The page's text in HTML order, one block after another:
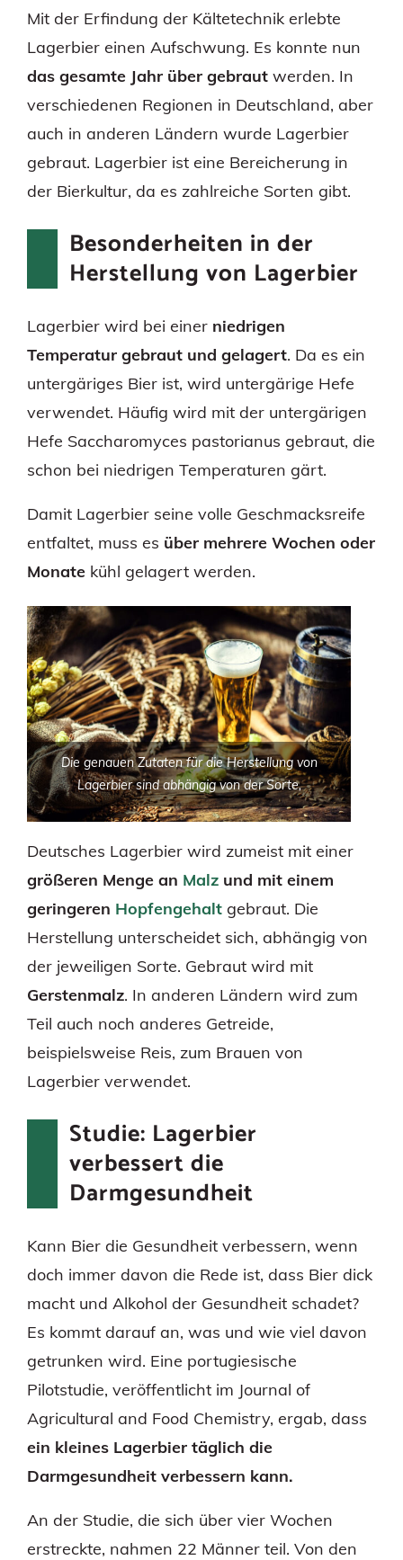
Mit der Erfindung der Kältetechnik erlebte
Lagerbier einen Aufschwung. Es konnte nun
das gesamte Jahr über gebraut werden. In
verschiedenen Regionen in Deutschland, aber
auch in anderen Ländern wurde Lagerbier
gebraut. Lagerbier ist eine Bereicherung in
der Bierkultur, da es zahlreiche Sorten gibt.
Besonderheiten in der
Herstellung von Lagerbier
Lagerbier wird bei einer niedrigen
Temperatur gebraut und gelagert. Da es ein
untergäriges Bier ist, wird untergärige Hefe
verwendet. Häufig wird mit der untergärigen
Hefe Saccharomyces pastorianus gebraut, die
schon bei niedrigen Temperaturen gärt.
Damit Lagerbier seine volle Geschmacksreife
entfaltet, muss es über mehrere Wochen oder
Monate kühl gelagert werden.
Die genauen Zutaten für die Herstellung von
Lagerbier sind abhängig von der Sorte,
Deutsches Lagerbier wird zumeist mit einer
größeren Menge an Malz und mit einem
geringeren Hopfengehalt gebraut. Die
Herstellung unterscheidet sich, abhängig von
der jeweiligen Sorte. Gebraut wird mit
Gerstenmalz. In anderen Ländern wird zum
Teil auch noch anderes Getreide,
beispielsweise Reis, zum Brauen von
Lagerbier verwendet.
Studie: Lagerbier
verbessert die
Darmgesundheit
Kann Bier die Gesundheit verbessern, wenn
doch immer davon die Rede ist, dass Bier dick
macht und Alkohol der Gesundheit schadet?
Es kommt darauf an, was und wie viel davon
getrunken wird. Eine portugiesische
Pilotstudie, veröffentlicht im Journal of
Agricultural and Food Chemistry, ergab, dass
ein kleines Lagerbier täglich die
Darmgesundheit verbessern kann.
An der Studie, die sich über vier Wochen
erstreckte, nahmen 22 Männer teil. Von den